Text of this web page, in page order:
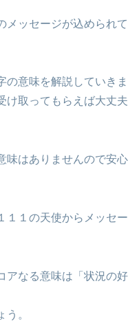
メッセージが込められて
の意味を解説していきま
け取ってもらえば大丈夫
味はありませんので安心
１１の天使からメッセー
アなる意味は「状況の好
。